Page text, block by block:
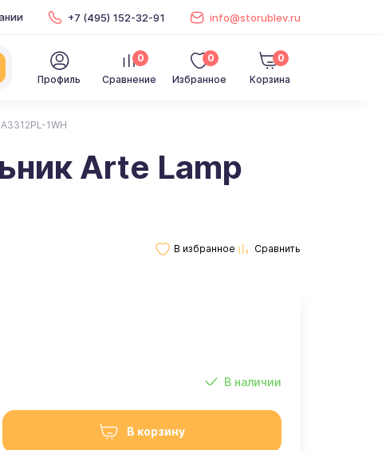
+7 (495) 152-32-91 info@storublev.ru
Профиль Сравнение
0
Избранное
0
Корзина
0
1WH
Arte Lamp
В наличии
В корзину